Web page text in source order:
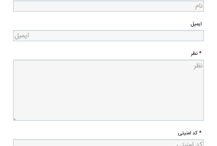
ایمیل
* نظر
* کد امنیتی